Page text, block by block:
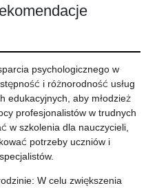
psychologicznego w
i różnorodność usług
edukacyjnych, aby młodzież
profesjonalistów w trudnych
w szkolenia dla nauczycieli,
potrzeby uczniów i
W celu zwiększenia